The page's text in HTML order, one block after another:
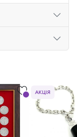
АКЦІЯ